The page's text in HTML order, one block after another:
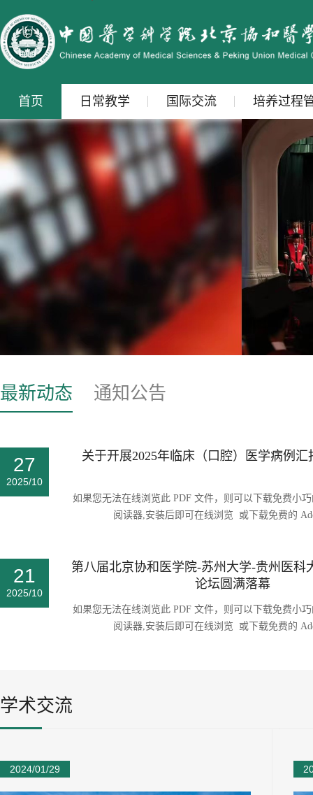
首页 日常教学 国际交流 培养过程
最新动态 通知公告
27
2025/10
关于开展2025年临床（口腔）医学病例汇
如果您无法在线浏览此 PDF 文件，则可以下载免费小
阅读器,安装后即可在线浏览 或下载免费的
21
2025/10
第八届北京协和医学院-苏州大学-贵州医科
论坛圆满落幕
如果您无法在线浏览此 PDF 文件，则可以下载免费小
阅读器,安装后即可在线浏览 或下载免费的
学术交流
2024/01/29